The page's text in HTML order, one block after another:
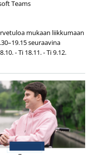
Teams
mukaan liikkumaan
seuraavina
- Ti 18.11. - Ti 9.12.